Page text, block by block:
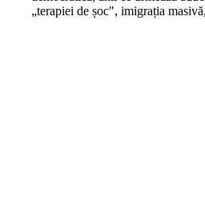
„terapiei de șoc", imigrația